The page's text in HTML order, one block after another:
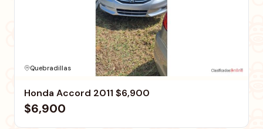
Quebradillas
Honda Accord 2011 $6,900
$6,900